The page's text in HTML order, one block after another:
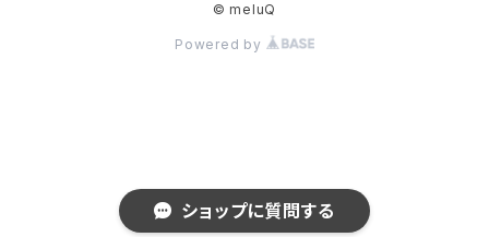
ショップに質問する
© meluQ
Powered by